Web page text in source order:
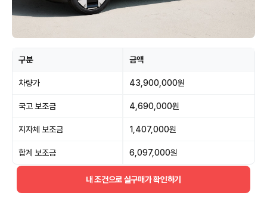
구분 금액
차량가 43,900,000원
국고 보조금 4,690,000원
지자체 보조금 1,407,000원
합계 보조금 6,097,000원
내 조건으로 실구매가 확인하기